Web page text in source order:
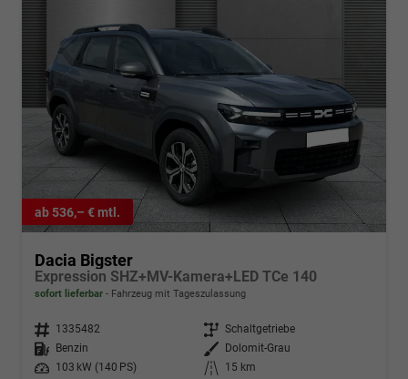
ab 536,– € mtl.
Dacia Bigster
Expression SHZ+MV-Kamera+LED TCe 140
sofort lieferbar Fahrzeug mit Tageszulassung
Fahrzeugnr. 1335482 Getriebe Schaltgetriebe
Kraftstoff
Benzin Außenfarbe
Dolomit-Grau
Leistung
103 kW (140 PS) Kilometerstand
15 km